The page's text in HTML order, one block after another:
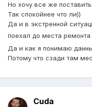
Но хочу все же
Так спокойнее что ли))
Да и в экстренной
поехал до места
Да и как я понимаю
Потому что сзади там
Cuda